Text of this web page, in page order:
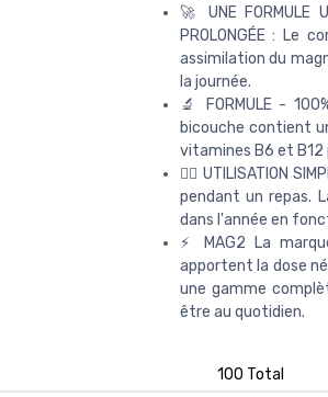
🚀 UNE FORMULE
PROLONGÉE : Le
assimilation du
la journée.
🔬 FORMULE -
bicouche contient
vitamines B6 et B12
💁‍♀️ UTILISATION
pendant un repas.
dans l'année en
⚡️ MAG2 La
apportent la dose
une gamme
être au quotidien.
‎100 Total